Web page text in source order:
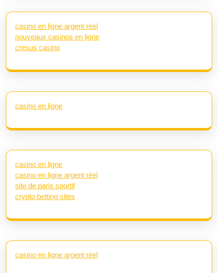
casino en ligne argent réel
nouveaux casinos en ligne
cresus casino
casino en ligne
casino en ligne
casino en ligne argent réel
site de paris sportif
crypto betting sites
casino en ligne argent réel